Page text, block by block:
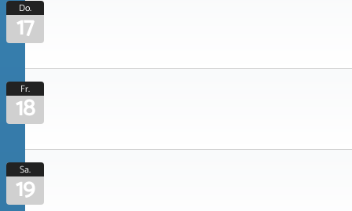
Do.
17
Fr.
18
Sa.
19